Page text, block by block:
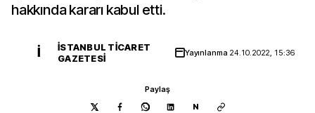
hakkında kararı kabul etti.
İ
İSTANBUL TICARET
GAZETESI
Yayınlanma 24.10.2022, 15:36
Paylaş
N